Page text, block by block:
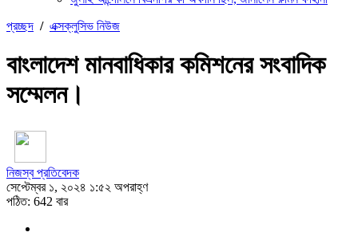
প্রচ্ছদ / এক্সক্লুসিভ নিউজ
বাংলাদেশ মানবাধিকার কমিশনের সংবাদিক
সম্মেলন।
নিজস্ব প্রতিবেদক
সেপ্টেম্বর ১, ২০২৪ ১:৫২ অপরাহ্ণ
পঠিত: 642 বার